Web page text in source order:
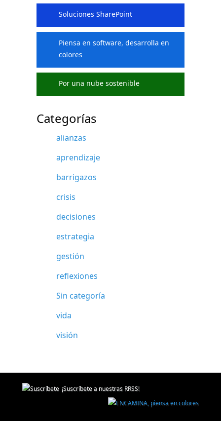
Soluciones SharePoint
Piensa en software, desarrolla en
colores
Por una nube sostenible
Categorías
alianzas
aprendizaje
barrigazos
crisis
decisiones
estrategia
gestión
reflexiones
Sin categoría
vida
visión
¡Suscríbete a nuestras RRSS!